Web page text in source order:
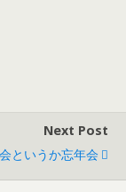
Next Post
というか忘年会